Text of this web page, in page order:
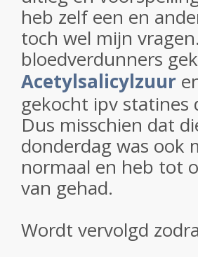
heb zelf een en
toch wel mijn
bloedverdunners
Acetylsalicylzuur
gekocht ipv statines
Dus misschien dat
donderdag was ook
normaal en heb tot
van gehad.
Wordt vervolgd